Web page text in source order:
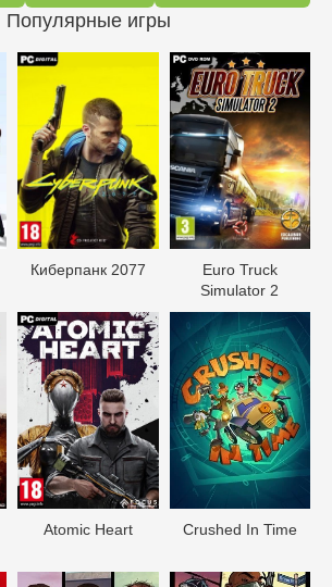
Популярные игры
Киберпанк 2077
Euro Truck
Simulator 2
Atomic Heart Crushed In Time